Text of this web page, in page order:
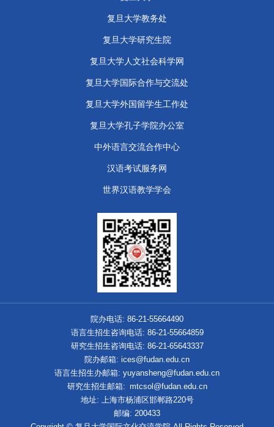
复旦大学教务处
复旦大学研究生院
复旦大学人文社会科学网
复旦大学国际合作与交流处
复旦大学外国留学生工作处
​复旦大学孔子学院办公室
中外语言交流合作中心
汉语考试服务网
世界汉语教学学会
院办电话: 86-21-55664490
语言生招生咨询电话: 86-21-55664859
研究生招生咨询电话: 86-21-65643337
院办邮箱: ices@fudan.edu.cn
语言生招生办邮箱: yuyansheng@fudan.edu.cn
研究生招生邮箱: mtcsol@fudan.edu.cn
地址: 上海市杨浦区邯郸路220号
邮编: 200433